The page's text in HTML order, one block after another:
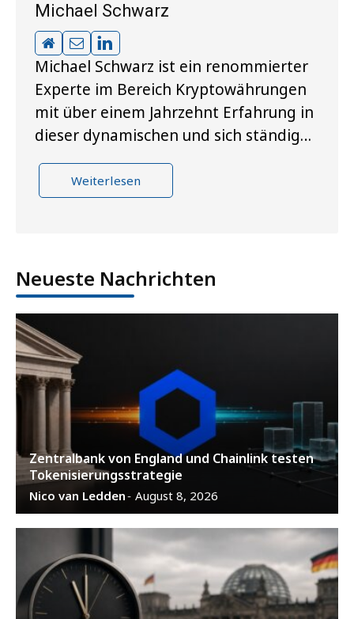
Michael Schwarz
Michael Schwarz ist ein renommierter
Experte im Bereich Kryptowährungen
mit über einem Jahrzehnt Erfahrung in
dieser dynamischen und sich ständig…
Weiterlesen
Neueste Nachrichten
Zentralbank von England und Chainlink testen
Tokenisierungsstrategie
Nico van Ledden- August 8, 2026